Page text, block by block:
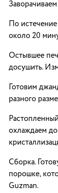
По
около 20
Остывшее
досушить.
Готовим
разного
охлаждаем
Сборка.
порошке,
Guzman.